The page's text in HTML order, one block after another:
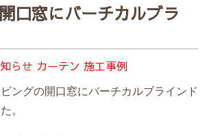
口窓にバーチカルブラ
らせ カーテン 施工事例
ングの開口窓にバーチカルブラインド
。